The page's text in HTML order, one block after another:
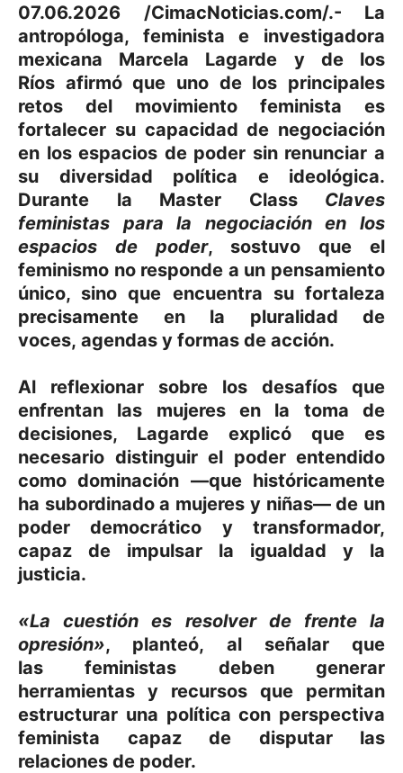
07.06.2026 /CimacNoticias.com/.- La
antropóloga, feminista e investigadora
mexicana Marcela Lagarde y de los
Ríos afirmó que uno de los principales
retos del movimiento feminista es
fortalecer su capacidad de negociación
en los espacios de poder sin renunciar a
su diversidad política e ideológica.
Durante la Master Class Claves
feministas para la negociación en los
espacios de poder, sostuvo que el
feminismo no responde a un pensamiento
único, sino que encuentra su fortaleza
precisamente en la pluralidad de
voces, agendas y formas de acción.
Al reflexionar sobre los desafíos que
enfrentan las mujeres en la toma de
decisiones, Lagarde explicó que es
necesario distinguir el poder entendido
como dominación —que históricamente
ha subordinado a mujeres y niñas— de un
poder democrático y transformador,
capaz de impulsar la igualdad y la
justicia.
«La cuestión es resolver de frente la
opresión», planteó, al señalar que
las feministas debengenerar
herramientas y recursos que permitan
estructurar una política con perspectiva
feminista capaz de disputar las
relaciones de poder.